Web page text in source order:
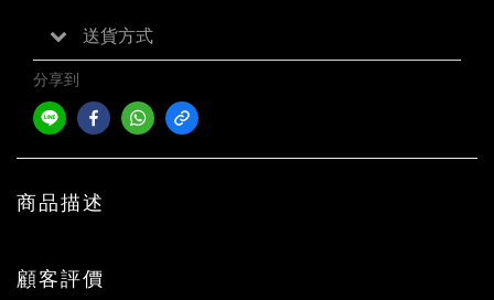
送貨方式
分享到
商品描述
顧客評價